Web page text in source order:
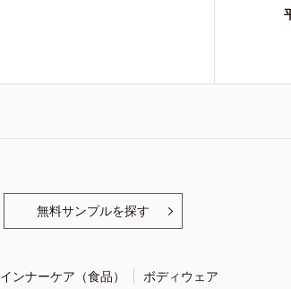
無料サンプルを探す
インナーケア（食品） ボディウェア